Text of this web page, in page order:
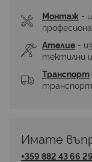
Монтаж -
Ателие -
тектилни
Транспорт
Имате
+359 882 43 66 29